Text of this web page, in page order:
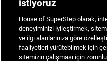
istiyoruz
House of SuperStep olarak,
deneyiminizi iyileştirmek,
ve ilgi alanlarınıza göre
faaliyetleri yürütebilmek için
sitemizin çalışması için